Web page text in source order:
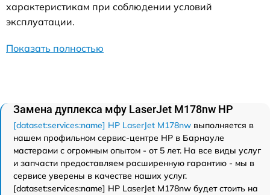
характеристикам при соблюдении условий
эксплуатации.
Показать полностью
Замена дуплекса мфу LaserJet M178nw HP
[dataset:services:name] HP LaserJet M178nw выполняется в
нашем профильном сервис-центре HP в Барнауле
мастерами с огромным опытом - от 5 лет. На все виды услуг
и запчасти предоставляем расширенную гарантию - мы в
сервисе уверены в качестве наших услуг.
[dataset:services:name] HP LaserJet M178nw будет стоить на